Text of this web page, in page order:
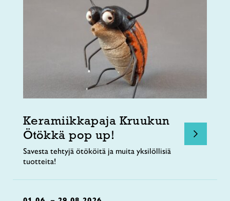
Keramiikkapaja Kruukun
Ötökkä pop up!
Savesta tehtyjä ötököitä ja muita yksilöllisiä
tuotteita!